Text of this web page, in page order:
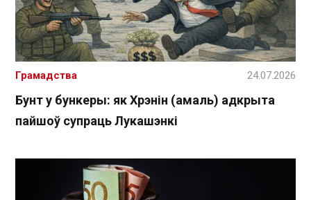
Бунт у бункеры: як Хрэнін (амаль) адкрыта
пайшоў супраць Лукашэнкі
Грамадства 24.07.2026